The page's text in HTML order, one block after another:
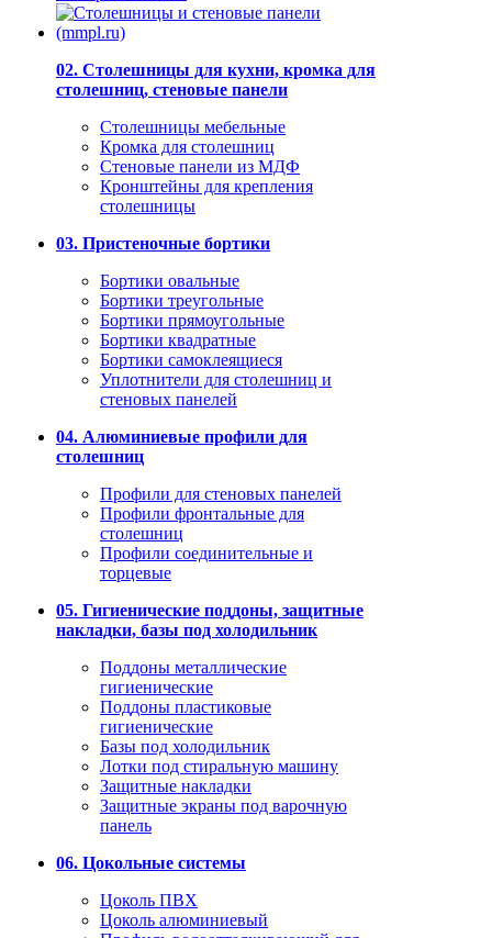
02. Столешницы для кухни, кромка для
столешниц, стеновые панели
Столешницы мебельные
Кромка для столешниц
Стеновые панели из МДФ
Кронштейны для крепления
столешницы
03. Пристеночные бортики
Бортики овальные
Бортики треугольные
Бортики прямоугольные
Бортики квадратные
Бортики самоклеящиеся
Уплотнители для столешниц и
стеновых панелей
04. Алюминиевые профили для
столешниц
Профили для стеновых панелей
Профили фронтальные для
столешниц
Профили соединительные и
торцевые
05. Гигиенические поддоны, защитные
накладки, базы под холодильник
Поддоны металлические
гигиенические
Поддоны пластиковые
гигиенические
Базы под холодильник
Лотки под стиральную машину
Защитные накладки
Защитные экраны под варочную
панель
06. Цокольные системы
Цоколь ПВХ
Цоколь алюминиевый